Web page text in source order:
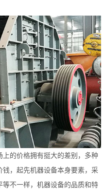
的价格拥有挺大的差别，多种
，起先机器设备本身要素，采
不一样，机器设备的品质和特